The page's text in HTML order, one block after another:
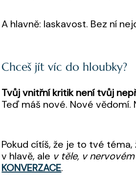
A hlavně: laskavost. Bez ní
Chceš jít víc do hloubky?
Tvůj vnitřní kritik není tvůj
Teď máš nové. Nové vědomí.
Pokud cítíš, že je to tvé
v hlavě, ale v těle, v
KONVERZACE.